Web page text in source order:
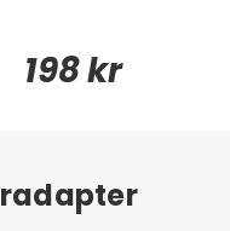
198 kr